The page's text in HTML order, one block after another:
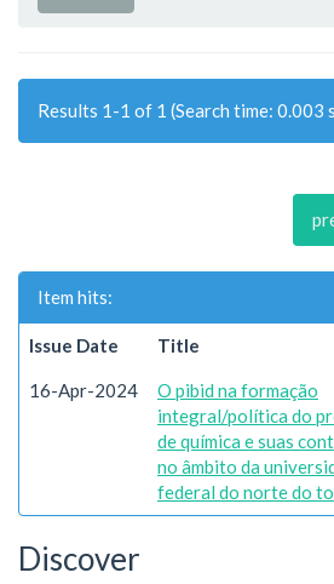
Results 1-1 of 1 (Search time: 0.003
Item hits:
Issue Date Title
16-Apr-2024
O pibid na formação
integral/política do
de química e suas
no âmbito da
federal do norte do
Discover